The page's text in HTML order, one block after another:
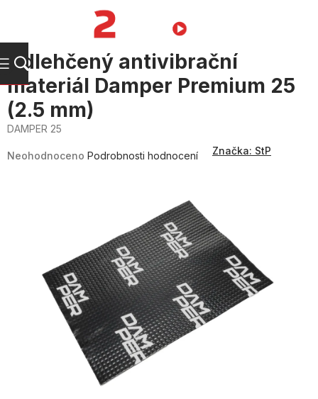
Odlehčený antivibrační
materiál Damper Premium 25
(2.5 mm)
DAMPER 25
hodnocení
produktu
Neohodnoceno Podrobnosti hodnocení Značka: StP